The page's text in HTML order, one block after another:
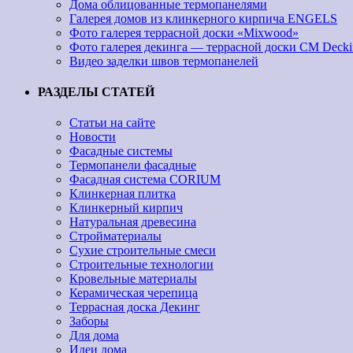
Дома облицованные термопанелями
Галерея домов из клинкерного кирпича ENGELS
Фото галерея террасной доски «Mixwood»
Фото галерея декинга — террасной доски CM
Видео заделки швов термопанелей
РАЗДЕЛЫ СТАТЕЙ
Статьи на сайте
Новости
Фасадные системы
Термопанели фасадные
Фасадная система CORIUM
Клинкерная плитка
Клинкерный кирпич
Натуральная древесина
Стройматериалы
Сухие строительные смеси
Строительные технологии
Кровельные материалы
Керамическая черепица
Террасная доска Декинг
Заборы
Для дома
Идеи дома